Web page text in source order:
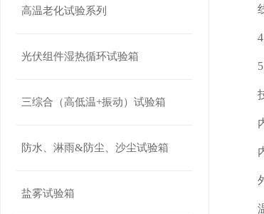
高温老化试验系列
光伏组件湿热循环试验箱
三综合（高低温+振动）试验箱
防水、淋雨&防尘、沙尘试验箱
盐雾试验箱